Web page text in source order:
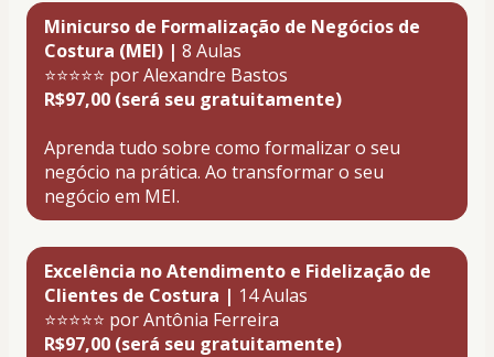
Minicurso de Formalização de Negócios de
Costura (MEI) | 8 Aulas
⭐⭐⭐⭐⭐ por Alexandre Bastos
R$97,00 (será seu gratuitamente)
Aprenda tudo sobre como formalizar o seu
negócio na prática. Ao transformar o seu
negócio em MEI.
Excelência no Atendimento e Fidelização de
Clientes de Costura | 14 Aulas
⭐⭐⭐⭐⭐ por Antônia Ferreira
R$97,00 (será seu gratuitamente)